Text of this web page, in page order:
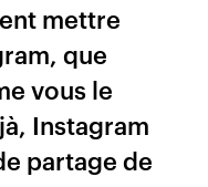
mettre
que
vous le
Instagram
partage de